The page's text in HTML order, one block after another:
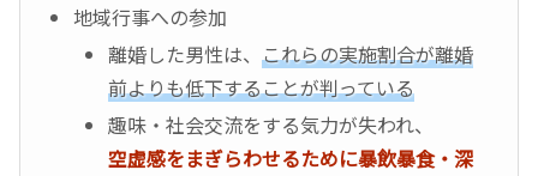
地域行事への参加
離婚した男性は、これらの実施割合が離婚
前よりも低下することが判っている
趣味・社会交流をする気力が失われ、
空虚感をまぎらわせるために暴飲暴食・深